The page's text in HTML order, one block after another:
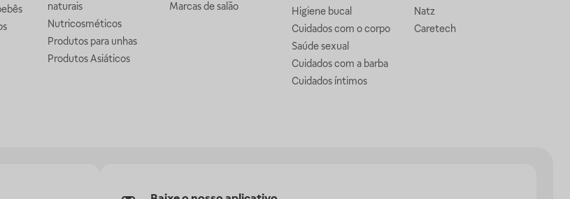
naturais
Nutricosméticos
Produtos para unhas
Produtos Asiáticos
Marcas de salão
Higiene bucal
Cuidados com o corpo
Saúde sexual
Cuidados com a barba
Cuidados íntimos
Natz
Caretech